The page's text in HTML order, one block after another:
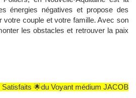
énergies négatives et propose des
votre couple et votre famille. Avec son
les obstacles et retrouver la paix
🌟du Voyant médium JACOB